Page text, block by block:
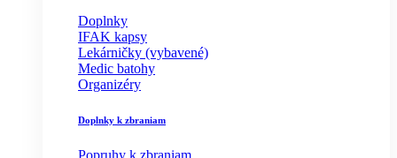
Doplnky
IFAK kapsy
Lekárničky (vybavené)
Medic batohy
Organizéry
Doplnky k zbraniam
Popruhy k zbraniam